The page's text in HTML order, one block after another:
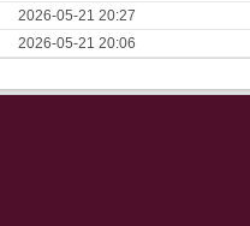
2026-05-21 20:27
2026-05-21 20:06